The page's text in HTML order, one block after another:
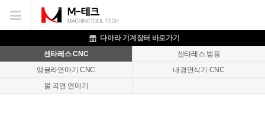
이메일을
입력하시면
등록
시
전송됩니다.
다아라 기계장터 바로가기
센타레스 CNC
센타레스 범용
앵귤라연마기 CNC
내경연삭기 CNC
볼 곡면 연마기